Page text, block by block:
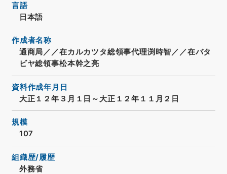
言語
日本語
作成者名称
通商局／／在カルカツタ総領事代理渕時智／／在バタ
ビヤ総領事松本幹之亮
資料作成年月日
大正１２年３月１日～大正１２年１１月２日
規模
107
組織歴/履歴
外務省